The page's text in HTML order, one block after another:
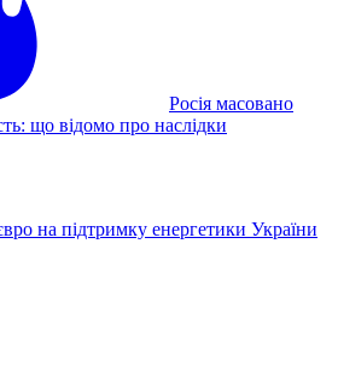
Росія масовано
що відомо про наслідки
на підтримку енергетики України